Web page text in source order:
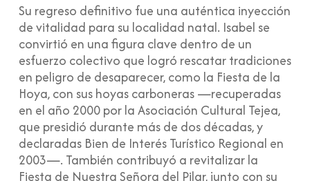
Su regreso definitivo fue una auténtica inyección
de vitalidad para su localidad natal. Isabel se
convirtió en una figura clave dentro de un
esfuerzo colectivo que logró rescatar tradiciones
en peligro de desaparecer, como la Fiesta de la
Hoya, con sus hoyas carboneras —recuperadas
en el año 2000 por la Asociación Cultural Tejea,
que presidió durante más de dos décadas, y
declaradas Bien de Interés Turístico Regional en
2003—. También contribuyó a revitalizar la
Fiesta de Nuestra Señora del Pilar, junto con su